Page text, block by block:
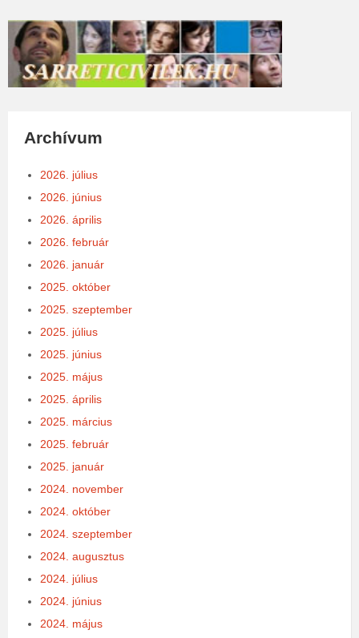
Archívum
2026. július
2026. június
2026. április
2026. február
2026. január
2025. október
2025. szeptember
2025. július
2025. június
2025. május
2025. április
2025. március
2025. február
2025. január
2024. november
2024. október
2024. szeptember
2024. augusztus
2024. július
2024. június
2024. május